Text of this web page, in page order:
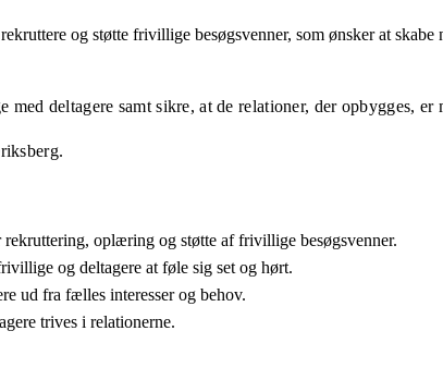
og støtte frivillige besøgsvenner, som ønsker at
deltagere samt sikre, at de relationer, der opbygges, er
oplæring og støtte af frivillige besøgsvenner.
og deltagere at føle sig set og hørt.
ud fra fælles interesser og behov.
trives i relationerne.